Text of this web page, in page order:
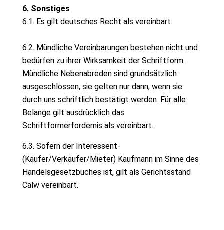
6. Sonstiges
6.1. Es gilt deutsches Recht als vereinbart.
6.2. Mündliche Vereinbarungen bestehen nicht und
bedürfen zu ihrer Wirksamkeit der Schriftform.
Mündliche Nebenabreden sind grundsätzlich
ausgeschlossen, sie gelten nur dann, wenn sie
durch uns schriftlich bestätigt werden. Für alle
Belange gilt ausdrücklich das
Schriftformerfordernis als vereinbart.
6.3. Sofern der Interessent-
(Käufer/Verkäufer/Mieter) Kaufmann im Sinne des
Handelsgesetzbuches ist, gilt als Gerichtsstand
Calw vereinbart.